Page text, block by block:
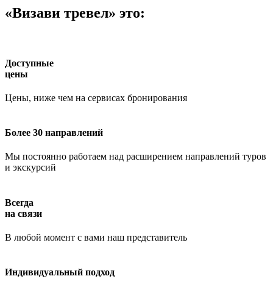
«Визави тревел» это:
Доступные
цены
Цены, ниже чем на сервисах бронирования
Более 30 направлений
Мы постоянно работаем над расширением направлений туров
и экскурсий
Всегда
на связи
В любой момент с вами наш представитель
Индивидуальный подход